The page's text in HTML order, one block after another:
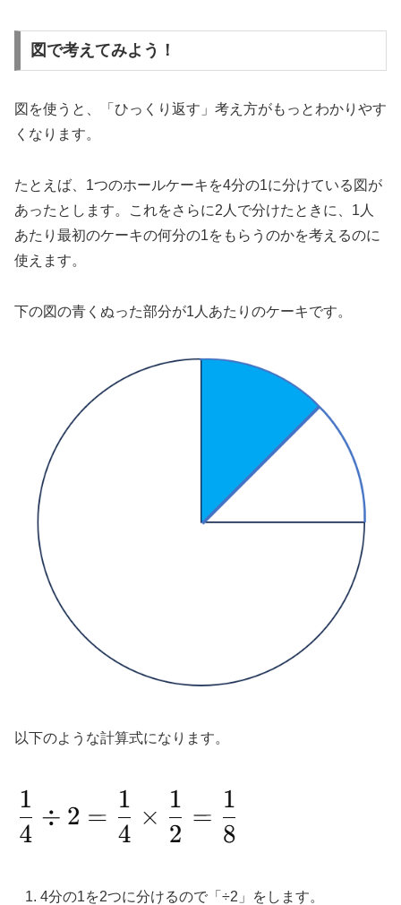
図で考えてみよう！
図を使うと、「ひっくり返す」考え方がもっとわかりやす
くなります。
たとえば、1つのホールケーキを4分の1に分けている図が
あったとします。これをさらに2人で分けたときに、1人
あたり最初のケーキの何分の1をもらうのかを考えるのに
使えます。
下の図の青くぬった部分が1人あたりのケーキです。
以下のような計算式になります。
4分の1を2つに分けるので「÷2」をします。